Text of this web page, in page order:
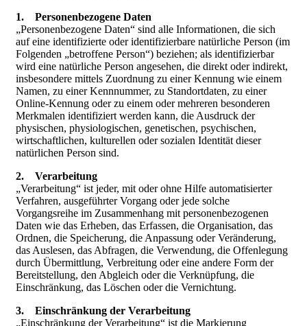
1. Personenbezogene Daten
„Personenbezogene Daten“ sind alle Informationen, die sich
auf eine identifizierte oder identifizierbare natürliche Person (im
Folgenden „betroffene Person“) beziehen; als identifizierbar
wird eine natürliche Person angesehen, die direkt oder indirekt,
insbesondere mittels Zuordnung zu einer Kennung wie einem
Namen, zu einer Kennnummer, zu Standortdaten, zu einer
Online-Kennung oder zu einem oder mehreren besonderen
Merkmalen identifiziert werden kann, die Ausdruck der
physischen, physiologischen, genetischen, psychischen,
wirtschaftlichen, kulturellen oder sozialen Identität dieser
natürlichen Person sind.
2. Verarbeitung
„Verarbeitung“ ist jeder, mit oder ohne Hilfe automatisierter
Verfahren, ausgeführter Vorgang oder jede solche
Vorgangsreihe im Zusammenhang mit personenbezogenen
Daten wie das Erheben, das Erfassen, die Organisation, das
Ordnen, die Speicherung, die Anpassung oder Veränderung,
das Auslesen, das Abfragen, die Verwendung, die Offenlegung
durch Übermittlung, Verbreitung oder eine andere Form der
Bereitstellung, den Abgleich oder die Verknüpfung, die
Einschränkung, das Löschen oder die Vernichtung.
3. Einschränkung der Verarbeitung
„Einschränkung der Verarbeitung“ ist die Markierung